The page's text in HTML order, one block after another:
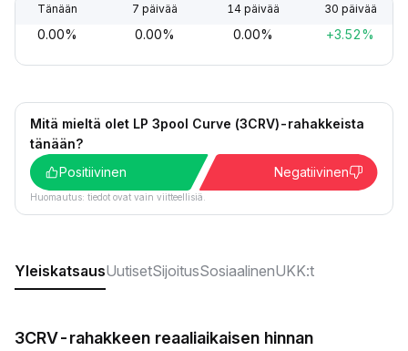
Tänään 7 päivää 14 päivää 30 päivää
0.00% 0.00% 0.00% +3.52%
Mitä mieltä olet LP 3pool Curve (3CRV)-rahakkeista
tänään?
Positiivinen
Negatiivinen
Huomautus: tiedot ovat vain viitteellisiä.
YleiskatsausUutisetSijoitusSosiaalinenUKK:t
3CRV-rahakkeen reaaliaikaisen hinnan